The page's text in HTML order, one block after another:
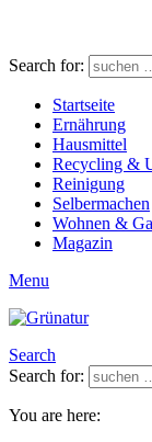
Search for:
Startseite
Ernährung
Hausmittel
Recycling &
Reinigung
Selbermachen
Wohnen &
Magazin
Menu
Search
Search for:
You are here: